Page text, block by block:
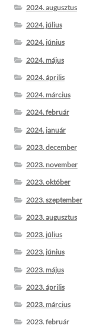
2024. augusztus
2024. július
2024. június
2024. május
2024. április
2024. március
2024. február
2024. január
2023. december
2023. november
2023. október
2023. szeptember
2023. augusztus
2023. július
2023. június
2023. május
2023. április
2023. március
2023. február